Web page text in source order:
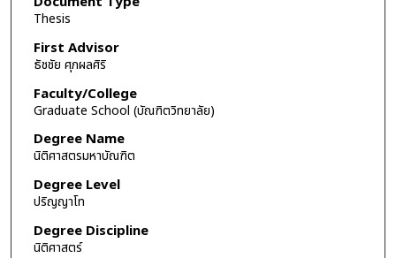
Thesis
First Advisor
ธัชชัย ศุภผลศิริ
Faculty/College
Graduate School (บัณฑิตวิทยาลัย)
Degree Name
นิติศาสตรมหาบัณฑิต
Degree Level
ปริญญาโท
Degree Discipline
นิติศาสตร์